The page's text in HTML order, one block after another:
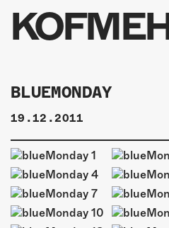
PROGRAMM
GALERIE
FOTOGALERIE
PHOTOMAT
BLUEMONDAY
19.12.2011